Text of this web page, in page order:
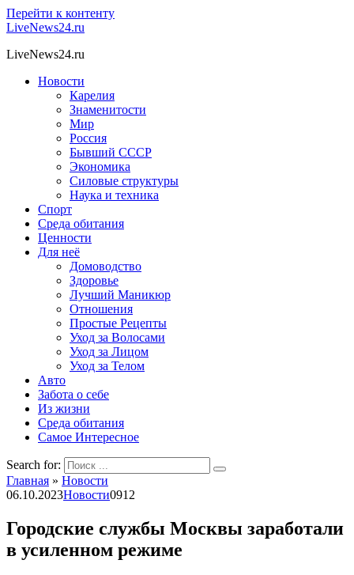
Перейти к контенту
LiveNews24.ru
LiveNews24.ru
Новости
Карелия
Знаменитости
Мир
Россия
Бывший СССР
Экономика
Силовые структуры
Наука и техника
Спорт
Среда обитания
Ценности
Для неё
Домоводство
Здоровье
Лучший Маникюр
Отношения
Простые Рецепты
Уход за Волосами
Уход за Лицом
Уход за Телом
Авто
Забота о себе
Из жизни
Среда обитания
Самое Интересное
Search for:
Главная » Новости
06.10.2023Новости0912
Городские службы Москвы заработали
в усиленном режиме